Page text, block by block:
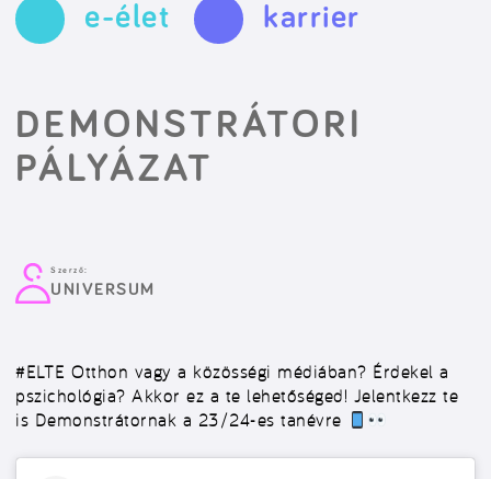
e-élet karrier
DEMONSTRÁTORI
PÁLYÁZAT
Szerző:
UNIVERSUM
#ELTE Otthon vagy a közösségi médiában? Érdekel a
pszichológia? Akkor ez a te lehetőséged! Jelentkezz te
is Demonstrátornak a 23/24-es tanévre